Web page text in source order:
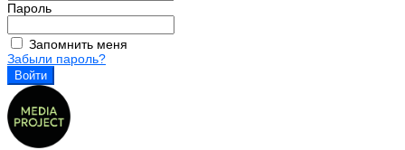
Пароль
Запомнить меня
Забыли пароль?